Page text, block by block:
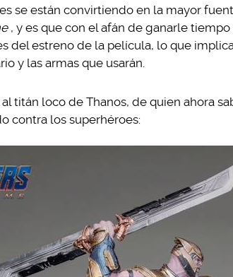
se están convirtiendo en la mayor
, y es que con el afán de ganarle
del estreno de la película, lo que
y las armas que usarán.
titán loco de Thanos, de quien ahora
contra los superhéroes: